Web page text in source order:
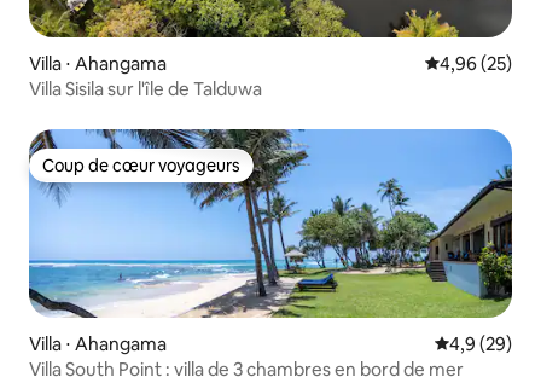
Villa ⋅ Ahangama Évaluation
4,96 (25)
Villa Sisila sur l'île de Talduwa
Coup de cœur voyageurs
Coup de cœur voyageurs
Villa ⋅ Ahangama Évaluation
4,9 (29)
Villa South Point : villa de 3 chambres en bord de mer